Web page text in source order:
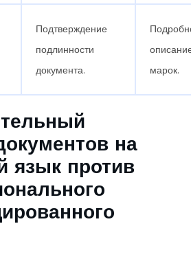
Подтверждение
подлинности
документа.
марок.
на
язык против